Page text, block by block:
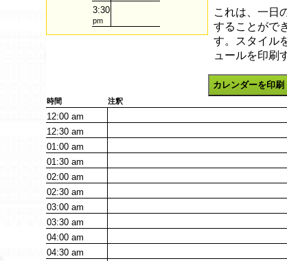
3:30
pm
これは、一日
することがで
す。スタイル
ュールを印刷
カレンダーを印刷
時間 注釈
12:00am
12:30am
01:00am
01:30am
02:00am
02:30am
03:00am
03:30am
04:00am
04:30am